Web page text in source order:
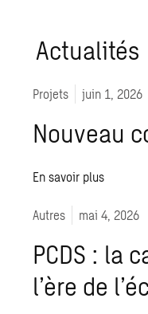
Actua­li­tés
Projets juin 1, 2026
Nouveau
En savoir plus
Autres mai 4, 2026
PCDS : la
l’ère de